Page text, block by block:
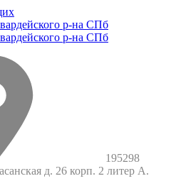
195298
д. 26 корп. 2 литер А.